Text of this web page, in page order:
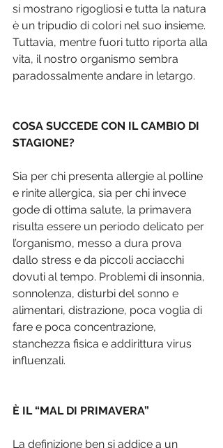
si mostrano rigogliosi e tutta la natura
è un tripudio di colori nel suo insieme.
Tuttavia, mentre fuori tutto riporta alla
vita, il nostro organismo sembra
paradossalmente andare in letargo.
COSA SUCCEDE CON IL CAMBIO DI
STAGIONE?
Sia per chi presenta allergie al polline
e rinite allergica, sia per chi invece
gode di ottima salute, la primavera
risulta essere un periodo delicato per
l’organismo, messo a dura prova
dallo stress e da piccoli acciacchi
dovuti al tempo. Problemi di insonnia,
sonnolenza, disturbi del sonno e
alimentari, distrazione, poca voglia di
fare e poca concentrazione,
stanchezza fisica e addirittura virus
influenzali.
È IL “MAL DI PRIMAVERA”
La definizione ben si addice a un